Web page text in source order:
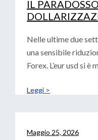
IL
RAFFORZA IL
Nelle ultime due
una sensibile
Forex. L’eur usd si è
Leggi >
Maggio 25, 2026